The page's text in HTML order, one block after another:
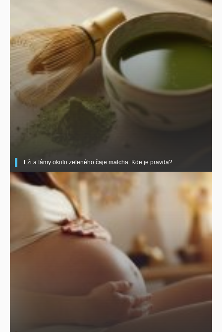
Lži a fámy okolo zeleného čaje matcha. Kde je pravda?